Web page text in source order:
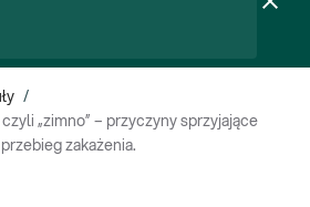
/
„zimno” – przyczyny sprzyjające
zakażenia.